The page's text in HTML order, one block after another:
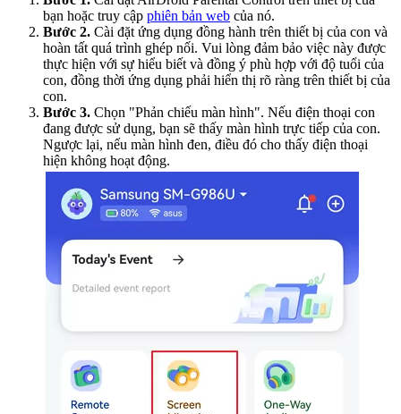
bạn hoặc truy cập phiên bản web của nó.
Bước 2. Cài đặt ứng dụng đồng hành trên thiết bị của con và
hoàn tất quá trình ghép nối. Vui lòng đảm bảo việc này được
thực hiện với sự hiểu biết và đồng ý phù hợp với độ tuổi của
con, đồng thời ứng dụng phải hiển thị rõ ràng trên thiết bị của
con.
Bước 3. Chọn "Phản chiếu màn hình". Nếu điện thoại con
đang được sử dụng, bạn sẽ thấy màn hình trực tiếp của con.
Ngược lại, nếu màn hình đen, điều đó cho thấy điện thoại
hiện không hoạt động.